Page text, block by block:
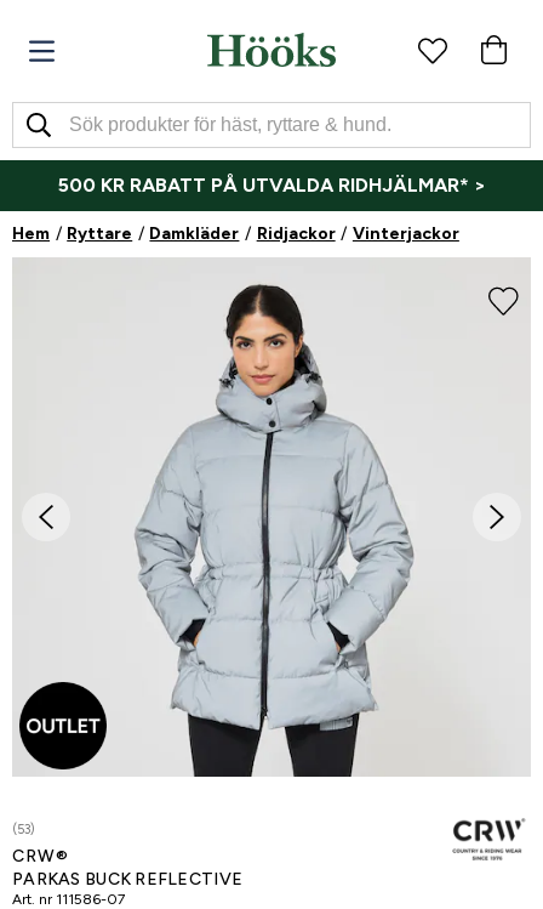
500 KR RABATT PÅ UTVALDA RIDHJÄLMAR* >
Hem Ryttare Damkläder Ridjackor Vinterjackor
(53)
CRW®
PARKAS BUCK REFLECTIVE
Art. nr 111586-07